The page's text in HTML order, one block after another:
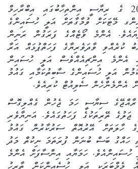
ނަތީޖާއެއްގެ ގޮތުން 2018 ގެ ރިޔާސީ އިންތިހާބުގައި އިބްރާހިމް
މޭޓަކަށް ވުމާގާތަށް އަލީ ހުސައިންގެ
އެންމެ ވޯޓެއްގެ ފަރަގުން ރަނިން
ކުރެއްވި ވާދަވެރިޔާގެ ފަހަތްޕުޅައް އަރާ
އެންމެ އިންޗިއެއްވެސް އަލީ ހުސައިން
އަލީ ހުސައިންގެ ސާބިތުކަމާއި ގައުމު
އެންމެންހެން ސެލިއުޓް ކުރިއެވެ.
އިން 2018އަށް ރާއްޖޭގެ ސިޔާސީ ހަމަ ޖެހުން ގެއްލިގޮސް
ތޭރިތަކުގެ ފަހަތުގައެވެ. އަނިޔާވެރި
ހާލަތަށް އޭރުއޮތް ސަރުކާރުން ގައުމު
ހައްގު ބަސް ބުނަން ފުރަތަމަ ނިކުތް މަދު
ހުސައިންއެވެ. ހަމަޔާއި އިންސާފަށް އެންމެ